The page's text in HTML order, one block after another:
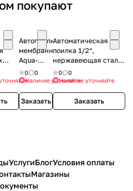
покупают
Автопоилка
мембранная
Aqua-
Level
0
0
Наличие уточняйте
Заказать
Автоматическая
поилка 1/2“,
нержавеющая сталь,
для свиноматок и
свиней
0
0
Наличие уточняйте
Заказать
УслугиБлогУсловия оплаты
Магазины